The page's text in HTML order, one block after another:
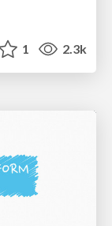
1 2.3k